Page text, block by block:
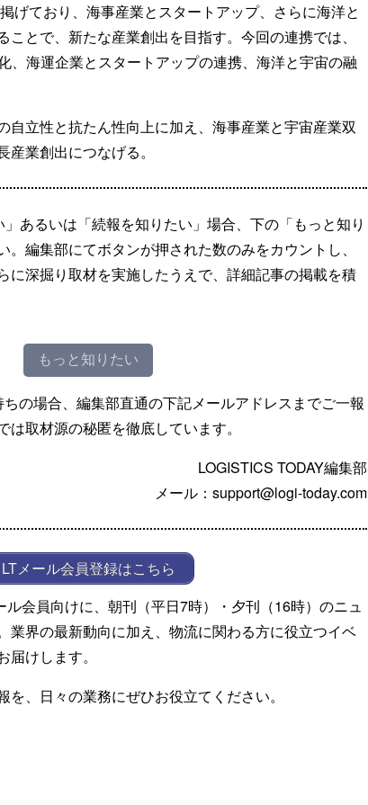
げており、海事産業とスタートアップ、さらに海洋と
とで、新たな産業創出を目指す。今回の連携では、
、海運企業とスタートアップの連携、海洋と宇宙の融
自立性と抗たん性向上に加え、海事産業と宇宙産業双
業創出につなげる。
あるいは「続報を知りたい」場合、下の「もっと知り
編集部にてボタンが押された数のみをカウントし、
に深掘り取材を実施したうえで、詳細記事の掲載を積
もっと知りたい
の場合、編集部直通の下記メールアドレスまでご一報
取材源の秘匿を徹底しています。
LOGISTICS TODAY編集部
メール：support@logi-today.com
LTメール会員登録はこちら
ル会員向けに、朝刊（平日7時）・夕刊（16時）のニュ
業界の最新動向に加え、物流に関わる方に役立つイベ
けします。
、日々の業務にぜひお役立てください。